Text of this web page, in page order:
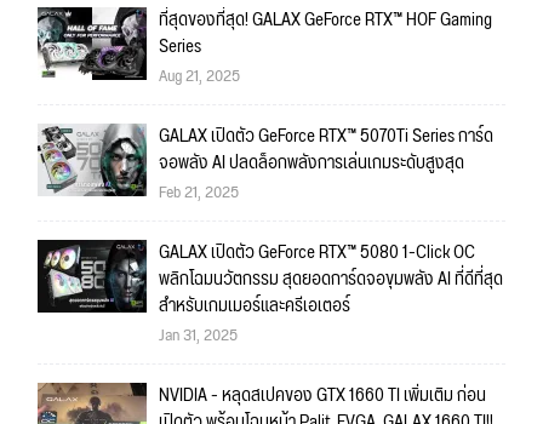
ที่สุดของที่สุด! GALAX GeForce RTX™ HOF Gaming
Series
Aug 21, 2025
GALAX เปิดตัว GeForce RTX™ 5070Ti Series การ์ด
จอพลัง AI ปลดล็อกพลังการเล่นเกมระดับสูงสุด
Feb 21, 2025
GALAX เปิดตัว GeForce RTX™ 5080 1-Click OC
พลิกโฉมนวัตกรรม สุดยอดการ์ดจอขุมพลัง AI ที่ดีที่สุด
สำหรับเกมเมอร์และครีเอเตอร์
Jan 31, 2025
NVIDIA - หลุดสเปคของ GTX 1660 TI เพิ่มเติม ก่อน